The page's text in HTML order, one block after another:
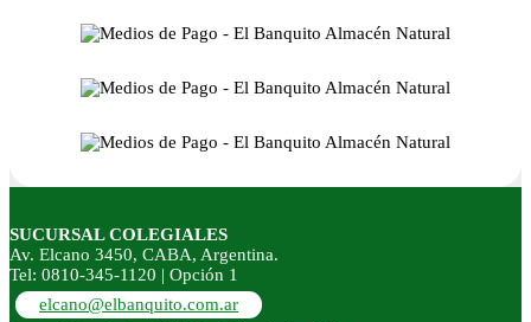
SUCURSAL COLEGIALES
Av. Elcano 3450, CABA, Argentina.
Tel: 0810-345-1120 | Opción 1
elcano@elbanquito.com.ar